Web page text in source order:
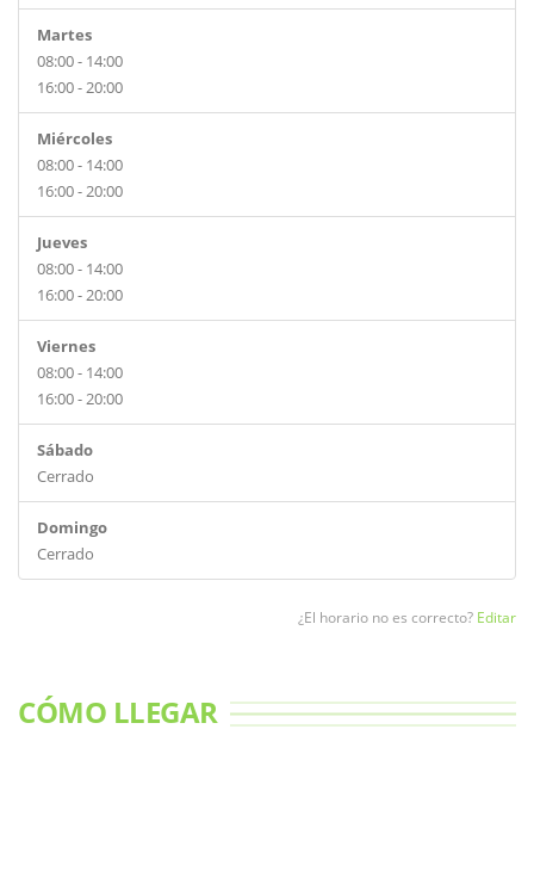
Martes
08:00 - 14:00
16:00 - 20:00
Miércoles
08:00 - 14:00
16:00 - 20:00
Jueves
08:00 - 14:00
16:00 - 20:00
Viernes
08:00 - 14:00
16:00 - 20:00
Sábado
Cerrado
Domingo
Cerrado
¿El horario no es correcto? Editar
CÓMO LLEGAR